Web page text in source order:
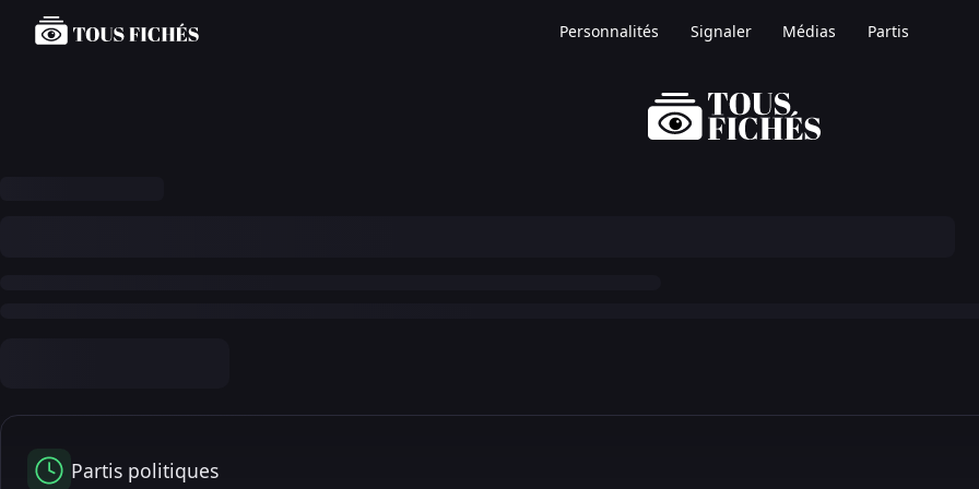
Personnalités Signaler Médias Partis
Partis politiques